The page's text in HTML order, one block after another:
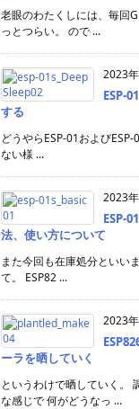
老眼のわたくしには、毎回
っとつらい。 ので ...
2023
ESP-
する
どうやらESP-01および
ない様 ...
2023
ESP-
法、使い方について
また今回も在庫処分といい
て。 ESP82 ...
2023
ーラを晒していく
というわけで晒していく。
な感じで 何がどうなっ ...